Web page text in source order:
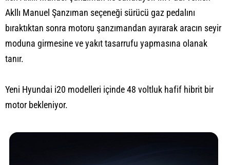
Akllı Manuel Şanzıman seçeneği sürücü gaz pedalını
bıraktıktan sonra motoru şanzımandan ayırarak aracın seyir
moduna girmesine ve yakıt tasarrufu yapmasına olanak
tanır.
Yeni Hyundai i20 modelleri içinde 48 voltluk hafif hibrit bir
motor bekleniyor.